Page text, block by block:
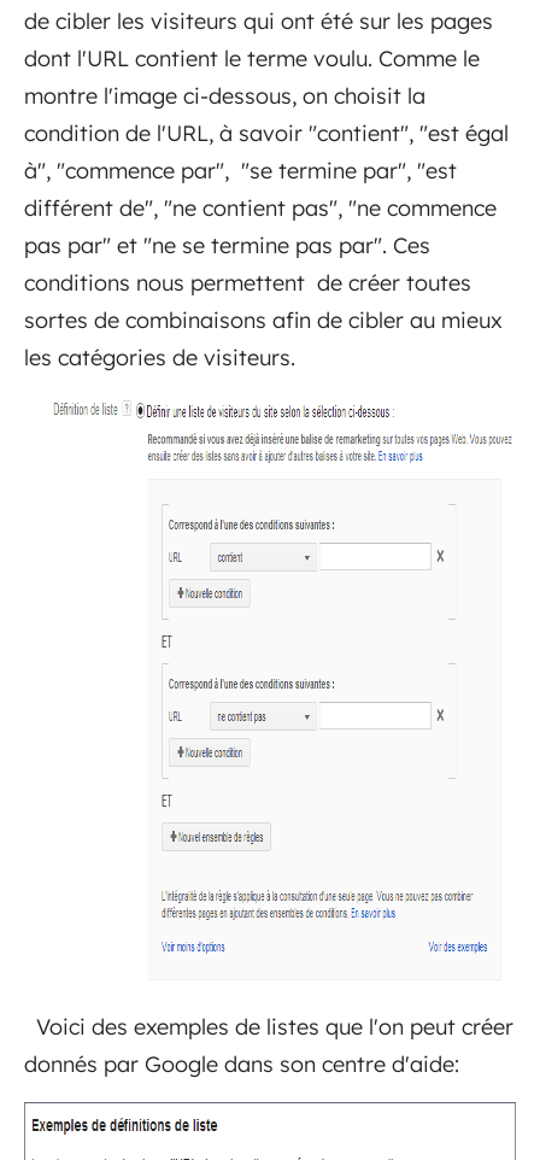
de cibler les visiteurs qui ont été sur les pages
dont l'URL contient le terme voulu. Comme le
montre l'image ci-dessous, on choisit la
condition de l'URL, à savoir "contient", "est égal
à", "commence par", "se termine par", "est
différent de", "ne contient pas", "ne commence
pas par" et "ne se termine pas par". Ces
conditions nous permettent de créer toutes
sortes de combinaisons afin de cibler au mieux
les catégories de visiteurs.
Voici des exemples de listes que l'on peut créer
donnés par Google dans son centre d'aide: